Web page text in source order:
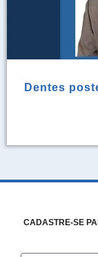
Dentes
CADASTRE-SE